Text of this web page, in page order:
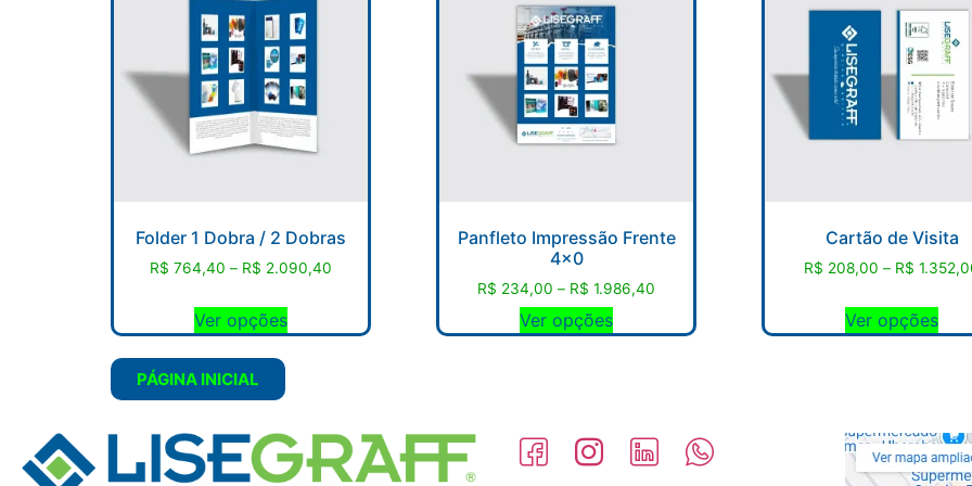
Folder 1 Dobra / 2 Dobras
R$ 764,40 – R$ 2.090,40
Ver opções
Panfleto Impressão Frente
4×0
R$ 234,00 – R$ 1.986,40
Ver opções
Cartão de Visita
R$ 208,00 – R$
Ver opções
PÁGINA INICIAL